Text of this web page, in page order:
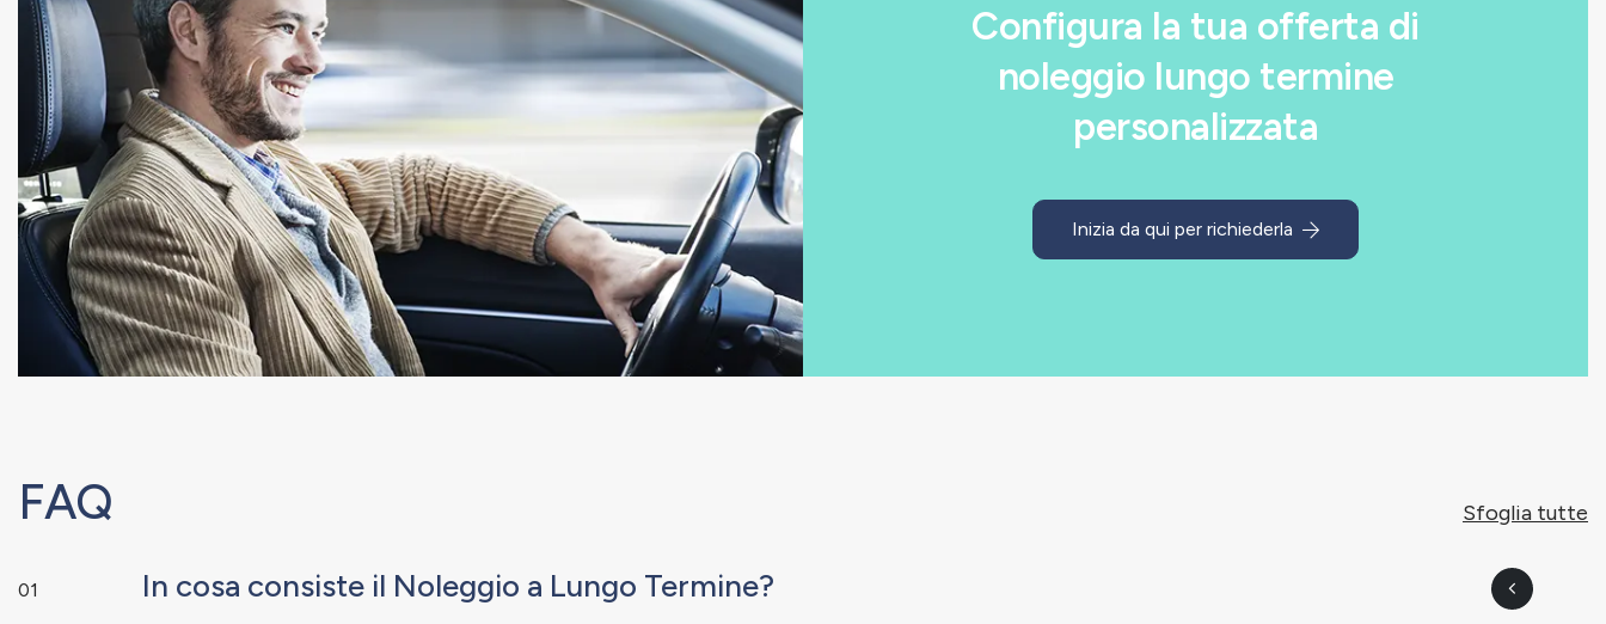
Configura la tua offerta di
noleggio lungo termine
personalizzata
Inizia da qui per richiederla
FAQ Sfoglia tutte
01 In cosa consiste il Noleggio a Lungo Termine?